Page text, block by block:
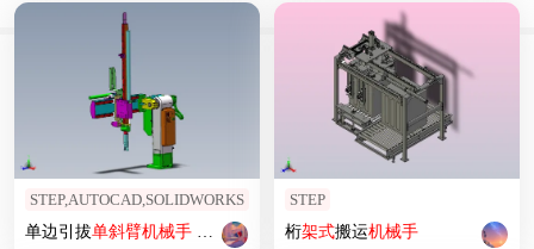
STEP,AUTOCAD,SOLIDWORKS
单边引拔单斜臂机械手非标自动化设备3D图纸3D模型
STEP
桁架式搬运机械手